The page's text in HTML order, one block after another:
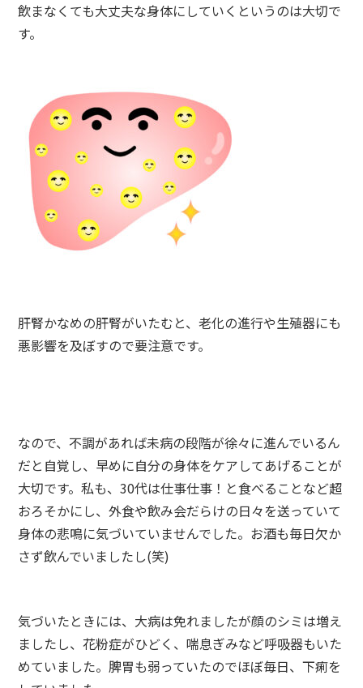
飲まなくても大丈夫な身体にしていくというのは大切で
す。
肝腎かなめの肝腎がいたむと、老化の進行や生殖器にも
悪影響を及ぼすので要注意です。
なので、不調があれば未病の段階が徐々に進んでいるん
だと自覚し、早めに自分の身体をケアしてあげることが
大切です。私も、30代は仕事仕事！と食べることなど超
おろそかにし、外食や飲み会だらけの日々を送っていて
身体の悲鳴に気づいていませんでした。お酒も毎日欠か
さず飲んでいましたし(笑)
気づいたときには、大病は免れましたが顔のシミは増え
ましたし、花粉症がひどく、喘息ぎみなど呼吸器もいた
めていました。脾胃も弱っていたのでほぼ毎日、下痢を